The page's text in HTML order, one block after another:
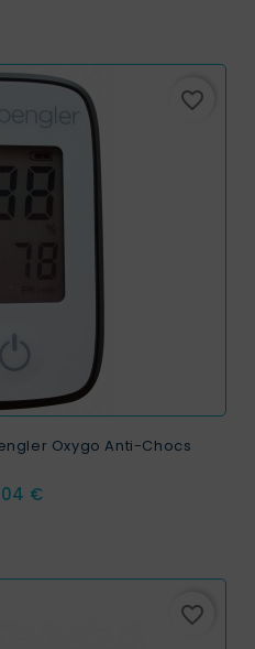
favorite_border
Oxygo Anti-Chocs
€
favorite_border